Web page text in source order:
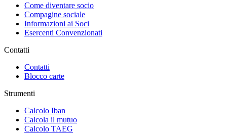
Come diventare socio
Compagine sociale
Informazioni ai Soci
Esercenti Convenzionati
Contatti
Contatti
Blocco carte
Strumenti
Calcolo Iban
Calcola il mutuo
Calcolo TAEG